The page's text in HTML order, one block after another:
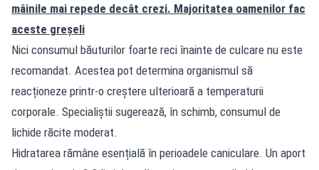
mâinile mai repede decât crezi. Majoritatea oamenilor fac
aceste greșeli
Nici consumul băuturilor foarte reci înainte de culcare nu este
recomandat. Acestea pot determina organismul să
reacționeze printr-o creștere ulterioară a temperaturii
corporale. Specialiștii sugerează, în schimb, consumul de
lichide răcite moderat.
Hidratarea rămâne esențială în perioadele caniculare. Un aport